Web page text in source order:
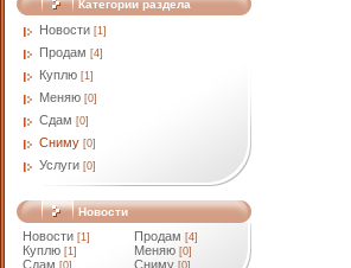
Категории раздела
Новости [1]
Продам [4]
Куплю [1]
Меняю [0]
Сдам [0]
Сниму [0]
Услуги [0]
Новости
Новости [1] Продам [4]
Куплю [1] Меняю [0]
Сдам [0] Сниму [0]